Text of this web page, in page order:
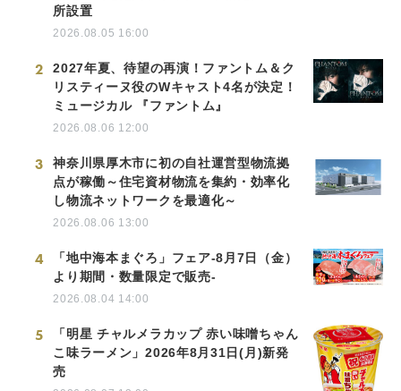
所設置
2026.08.05 16:00
2
2027年夏、待望の再演！ファントム＆ク
リスティーヌ役のWキャスト4名が決定！
ミュージカル 『ファントム』
2026.08.06 12:00
3
神奈川県厚木市に初の自社運営型物流拠
点が稼働～住宅資材物流を集約・効率化
し物流ネットワークを最適化～
2026.08.06 13:00
4
「地中海本まぐろ」フェア-8月7日（金）
より期間・数量限定で販売-
2026.08.04 14:00
5
「明星 チャルメラカップ 赤い味噌ちゃん
こ味ラーメン」2026年8月31日(月)新発
売